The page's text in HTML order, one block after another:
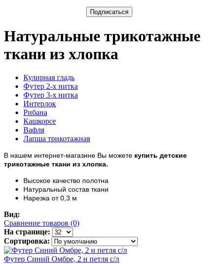
Натуральные трикотажные
ткани из хлопка
Кулирная гладь
Футер 2-х нитка
Футер 3-х нитка
Интерлок
Рибана
Кашкорсе
Вафля
Лапша трикотажная
В нашем интернет-магазине Вы можете купить детские
трикотажные ткани из хлопка.
Высокое качество полотна
Натуральный состав ткани
Нарезка от 0,3 м
Вид:
Сравнение товаров (0)
На странице:
Сортировка:
Футер Синий Омбре, 2 н петля с/л